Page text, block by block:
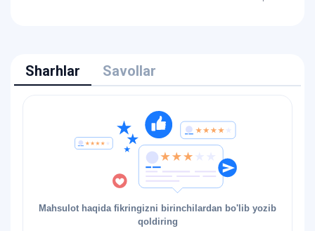
Sharhlar Savollar
Mahsulot haqida fikringizni birinchilardan bo'lib yozib
qoldiring